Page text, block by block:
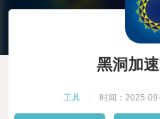
黑洞加
工具 时间：2025-